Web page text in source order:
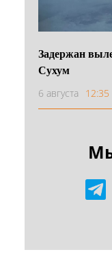
Задержан
Сухум
6 августа 12:35